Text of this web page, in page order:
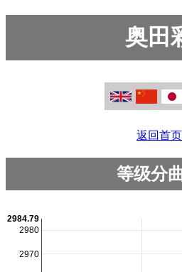
奥田
返回首页
等级分
2970
2980
2984.79